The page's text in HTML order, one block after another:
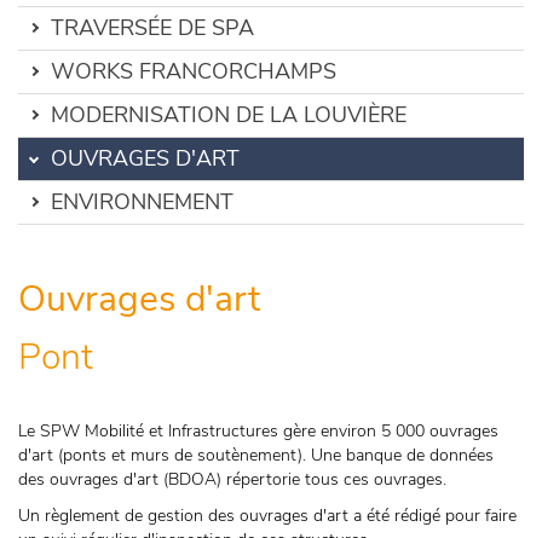
TRAVERSÉE DE SPA
WORKS FRANCORCHAMPS
MODERNISATION DE LA LOUVIÈRE
OUVRAGES D'ART
ENVIRONNEMENT
Ouvrages d'art
Pont
Le SPW Mobilité et Infrastructures gère environ 5 000 ouvrages
d'art (ponts et murs de soutènement). Une banque de données
des ouvrages d'art (BDOA) répertorie tous ces ouvrages.
Un règlement de gestion des ouvrages d'art a été rédigé pour faire